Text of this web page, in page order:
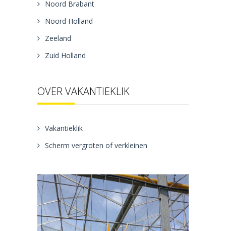
Noord Brabant
Noord Holland
Zeeland
Zuid Holland
OVER VAKANTIEKLIK
Vakantieklik
Scherm vergroten of verkleinen